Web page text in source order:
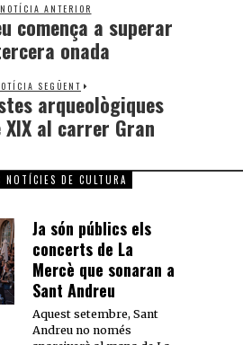
NOTÍCIA ANTERIOR
comença a superar
onada
SEGÜENT
arqueològiques
XIX al carrer Gran
NOTÍCIES DE CULTURA
Ja són públics els
concerts de La
Mercè que sonaran a
Sant Andreu
Aquest setembre, Sant
Andreu no només